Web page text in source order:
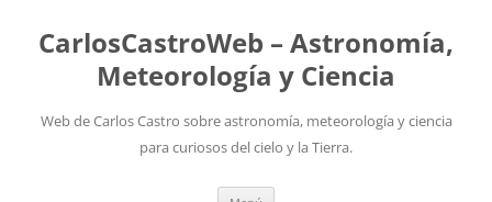
contenido
CarlosCastroWeb – Astronomía,
Meteorología y Ciencia
Web de Carlos Castro sobre astronomía, meteorología y ciencia
para curiosos del cielo y la Tierra.